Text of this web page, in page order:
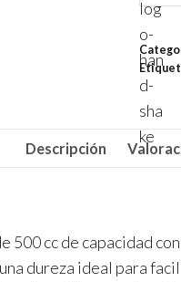
Bote
de
Nitro
de
Descripción
500 cc de capacidad
dureza ideal para